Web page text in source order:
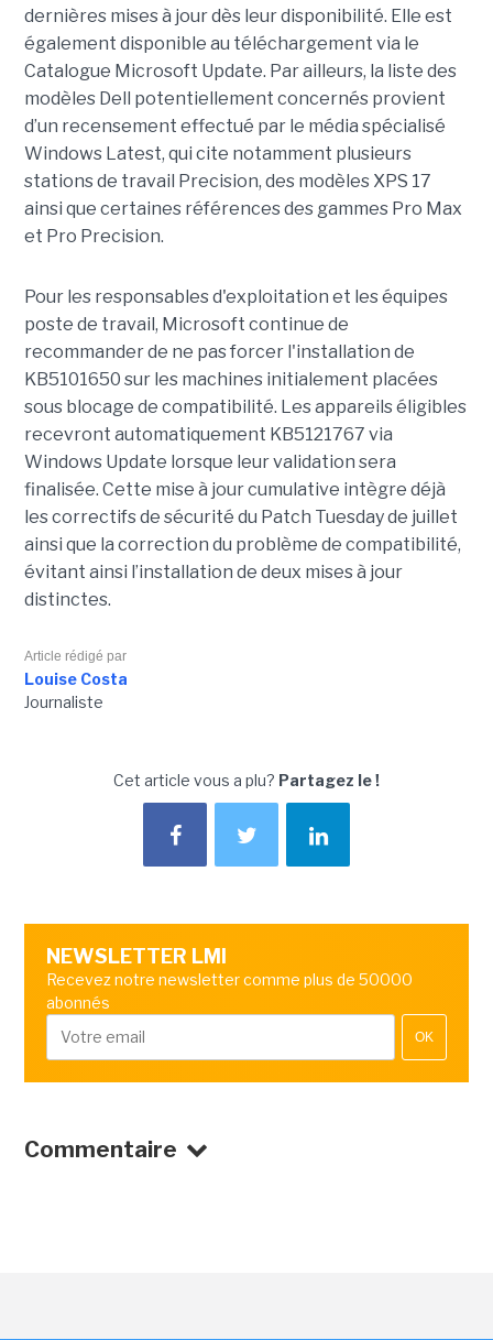
dernières mises à jour dès leur disponibilité. Elle est
également disponible au téléchargement via le
Catalogue Microsoft Update. Par ailleurs, la liste des
modèles Dell potentiellement concernés provient
d’un recensement effectué par le média spécialisé
Windows Latest, qui cite notamment plusieurs
stations de travail Precision, des modèles XPS 17
ainsi que certaines références des gammes Pro Max
et Pro Precision.
Pour les responsables d'exploitation et les équipes
poste de travail, Microsoft continue de
recommander de ne pas forcer l'installation de
KB5101650 sur les machines initialement placées
sous blocage de compatibilité. Les appareils éligibles
recevront automatiquement KB5121767 via
Windows Update lorsque leur validation sera
finalisée. Cette mise à jour cumulative intègre déjà
les correctifs de sécurité du Patch Tuesday de juillet
ainsi que la correction du problème de compatibilité,
évitant ainsi l’installation de deux mises à jour
distinctes.
Article rédigé par
Louise Costa
Journaliste
Cet article vous a plu? Partagez le !
NEWSLETTER LMI
Recevez notre newsletter comme plus de 50000
abonnés
OK
Commentaire